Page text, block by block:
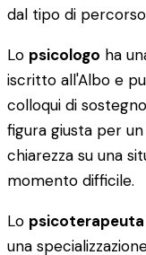
dal tipo di
Lo psicologo ha
iscritto all'Albo e
colloqui di
figura giusta per
chiarezza su una
momento difficile.
Lo psicoterapeuta
una